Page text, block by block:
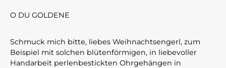
O DU GOLDENE
Schmuck mich bitte, liebes Weihnachtsengerl, zum
Beispiel mit solchen blütenförmigen, in liebevoller
Handarbeit perlenbestickten Ohrgehängen in